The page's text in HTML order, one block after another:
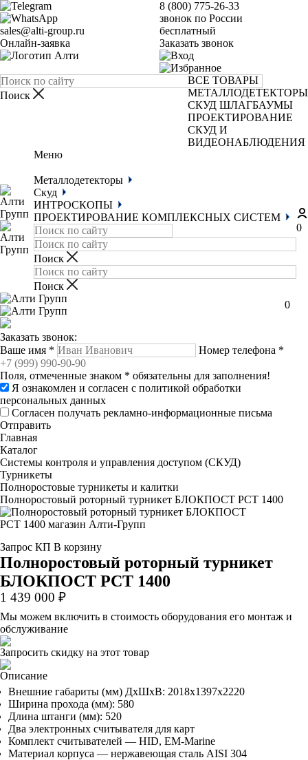
sales@alti-group.ru
Онлайн-заявка
8 (800) 775-26-33
звонок по России
бесплатный
Заказать звонок
ВСЕ ТОВАРЫ
МЕТАЛЛОДЕТЕКТОРЫ
СКУД ШЛАГБАУМЫ
ПРОЕКТИРОВАНИЕ
СКУД И
ВИДЕОНАБЛЮДЕНИЯ
Меню
Металлодетекторы
Скуд
ИНТРОСКОПЫ
ПРОЕКТИРОВАНИЕ КОМПЛЕКСНЫХ СИСТЕМ
0
0
Заказать звонок:
Ваше имя * Номер телефона *
Поля, отмеченные знаком * обязательны для заполнения!
Я ознакомлен и согласен с политикой обработки
персональных данных
Согласен получать рекламно-информационные письма
Отправить
Главная
Каталог
Системы контроля и управления доступом (СКУД)
Турникеты
Полноростовые турникеты и калитки
Полноростовый роторный турникет БЛОКПОСТ РСТ 1400
Запрос КП В корзину
Полноростовый роторный турникет
БЛОКПОСТ РСТ 1400
1 439 000 ₽
Мы можем включить в стоимость оборудования его монтаж и
обслуживание
Запросить скидку на этот товар
Описание
Внешние габариты (мм) ДхШхВ: 2018х1397х2220
Ширина прохода (мм): 580
Длина штанги (мм): 520
Два электронных считывателя для карт
Комплект считывателей — HID, EМ-Marine
Материал корпуса — нержавеющая сталь AISI 304